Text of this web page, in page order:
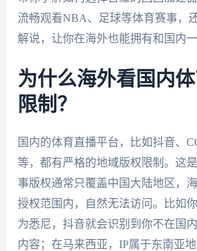
流畅观看NBA、足球等体育赛事，
解说，让你在海外也能拥有和国内一
为什么海外看国内
限制？
国内的体育直播平台，比如抖音、
等，都有严格的地域版权限制。这
事版权通常只覆盖中国大陆地区，
授权范围内，自然无法访问。比如
为悉尼，抖音就会识别到你不在国
内容；在马来西亚，IP属于东南亚地